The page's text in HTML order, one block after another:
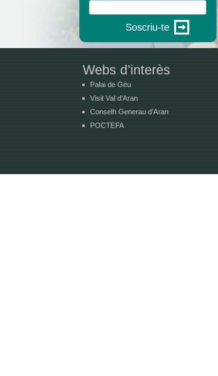
Soscriu-te
Webs d’interès
Palai de Gèu
Visit Val d’Aran
Conselh Generau d’Aran
POCTEFA